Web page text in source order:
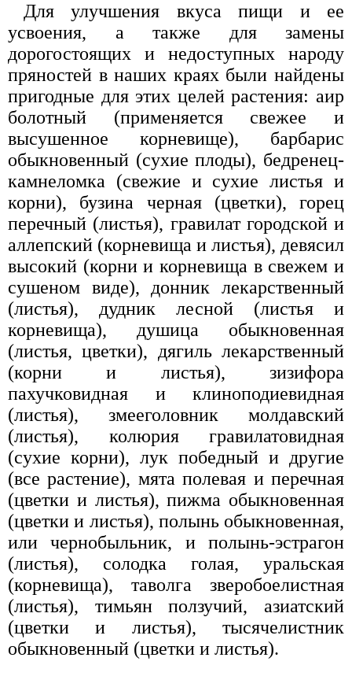
Для улучшения вкуса пищи и ее
усвоения, а также для замены
дорогостоящих и недоступных народу
пряностей в наших краях были найдены
пригодные для этих целей растения: аир
болотный (применяется свежее и
высушенное корневище), барбарис
обыкновенный (сухие плоды), бедренец-
камнеломка (свежие и сухие листья и
корни), бузина черная (цветки), горец
перечный (листья), гравилат городской и
аллепский (корневища и листья), девясил
высокий (корни и корневища в свежем и
сушеном виде), донник лекарственный
(листья), дудник лесной (листья и
корневища), душица обыкновенная
(листья, цветки), дягиль лекарственный
(корни и листья), зизифора
пахучковидная и клиноподиевидная
(листья), змееголовник молдавский
(листья), колюрия гравилатовидная
(сухие корни), лук победный и другие
(все растение), мята полевая и перечная
(цветки и листья), пижма обыкновенная
(цветки и листья), полынь обыкновенная,
или чернобыльник, и полынь-эстрагон
(листья), солодка голая, уральская
(корневища), таволга зверобоелистная
(листья), тимьян ползучий, азиатский
(цветки и листья), тысячелистник
обыкновенный (цветки и листья).